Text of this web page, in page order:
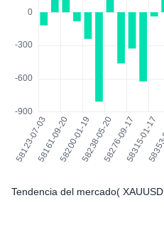
Tendencia del mercado( XAUUSD